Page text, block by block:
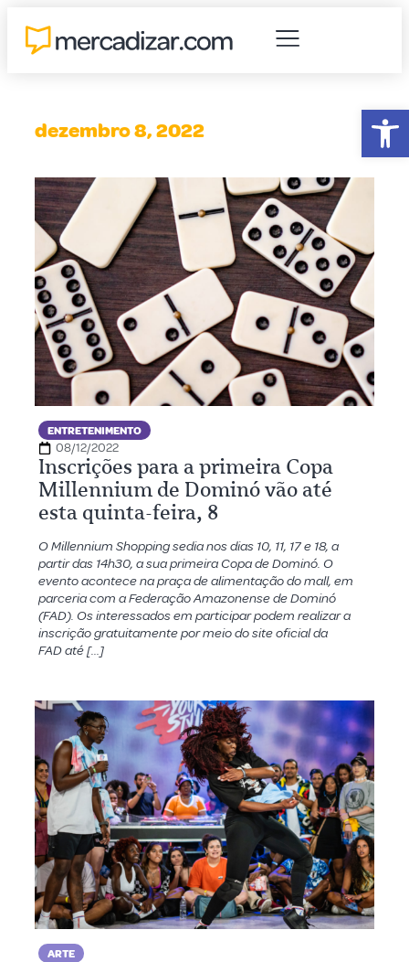
dezembro 8, 2022
ENTRETENIMENTO
08/12/2022
Inscrições para a primeira Copa
Millennium de Dominó vão até
esta quinta-feira, 8
O Millennium Shopping sedia nos dias 10, 11, 17 e 18, a
partir das 14h30, a sua primeira Copa de Dominó. O
evento acontece na praça de alimentação do mall, em
parceria com a Federação Amazonense de Dominó
(FAD). Os interessados em participar podem realizar a
inscrição gratuitamente por meio do site oficial da
FAD até […]
ARTE